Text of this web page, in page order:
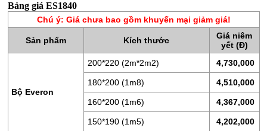
SẢN
PHẨM
GIẢM
GIÁ
GA
Bảng giá ES1840
Chú ý: Giá chưa bao gồm khuyến mại giảm giá!
Sản phẩm Kích thước
Giá niêm
yết (Đ)
Bộ Everon
200*220 (2m*2m2) 4,730,000
180*200 (1m8) 4,510,000
160*200 (1m6) 4,367,000
150*190 (1m5) 4,202,000